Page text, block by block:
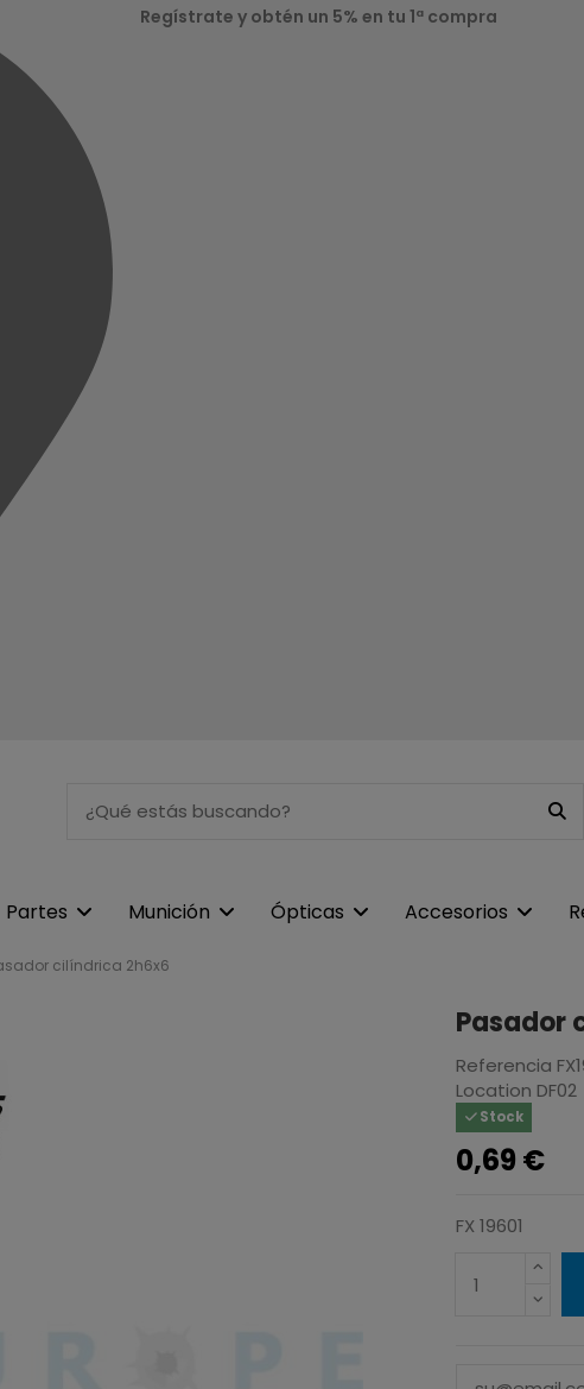
Regístrate y obtén un 5% en tu 1ª compra
Partes Munición Ópticas Accesorios
cilíndrica 2h6x6
Pasador
Referencia
Location DF02
Stock
0,69 €
FX 19601